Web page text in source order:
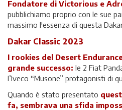
Fondatore di Victorious e
pubblichiamo proprio con le sue
massimo l'essenza di questa
Dakar Classic 2023
I rookies del Desert
grande successo: le 2 Fiat
l’Iveco “Musone” protagonisti di
Quando è stato presentato
fa, sembrava una sfida